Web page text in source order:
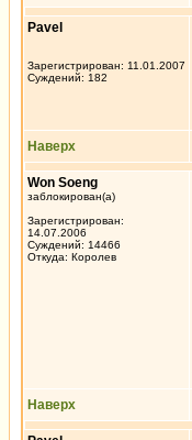
Pavel
Зарегистрирован: 11.01.2007
Суждений: 182
Наверх
Won Soeng
заблокирован(а)
Зарегистрирован:
14.07.2006
Суждений: 14466
Откуда: Королев
Наверх